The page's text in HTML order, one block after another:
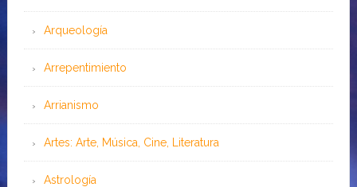
Arqueología
Arrepentimiento
Arrianismo
Artes: Arte, Música, Cine, Literatura
Astrología